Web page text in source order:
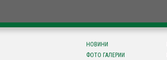
НОВИНИ
ФОТО ГАЛЕРИИ